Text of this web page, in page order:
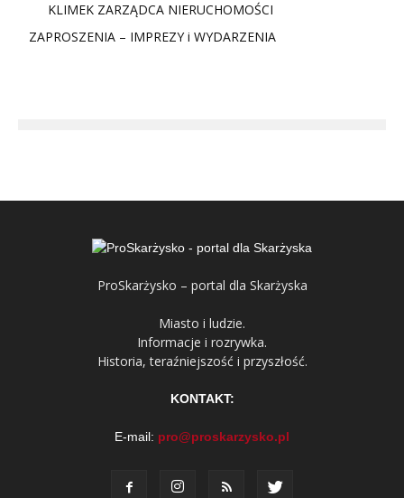
KLIMEK ZARZĄDCA NIERUCHOMOŚCI
ZAPROSZENIA – IMPREZY i WYDARZENIA
ProSkarżysko – portal dla Skarżyska
Miasto i ludzie.
Informacje i rozrywka.
Historia, teraźniejszość i przyszłość.
KONTAKT:
E-mail: pro@proskarzysko.pl